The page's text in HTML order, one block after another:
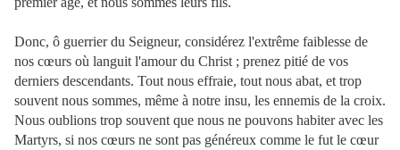
Donc, ô guerrier du Seigneur, considérez l'extrême faiblesse de
nos cœurs où languit l'amour du Christ ; prenez pitié de vos
derniers descendants. Tout nous effraie, tout nous abat, et trop
souvent nous sommes, même à notre insu, les ennemis de la croix.
Nous oublions trop souvent que nous ne pouvons habiter avec les
Martyrs, si nos cœurs ne sont pas généreux comme le fut le cœur